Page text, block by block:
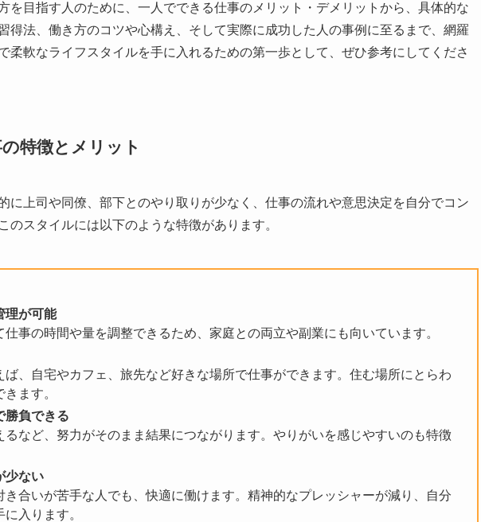
を目指す人のために、一人でできる仕事のメリット・デメリットから、具体的な
得法、働き方のコツや心構え、そして実際に成功した人の事例に至るまで、網羅
柔軟なライフスタイルを手に入れるための第一歩として、ぜひ参考にしてくださ
特徴とメリット
に上司や同僚、部下とのやり取りが少なく、仕事の流れや意思決定を自分でコン
のスタイルには以下のような特徴があります。
理が可能
仕事の時間や量を調整できるため、家庭との両立や副業にも向いています。
ば、自宅やカフェ、旅先など好きな場所で仕事ができます。住む場所にとらわ
ます。
勝負できる
るなど、努力がそのまま結果につながります。やりがいを感じやすいのも特徴
少ない
き合いが苦手な人でも、快適に働けます。精神的なプレッシャーが減り、自分
入ります。